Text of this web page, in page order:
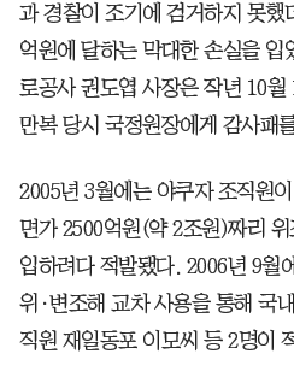
과 경찰이 조기에 검거하지 못했
억원에 달하는 막대한 손실을 입
로공사 권도엽 사장은 작년 10
만복 당시 국정원장에게 감사패
2005년 3월에는 야쿠자 조직원
면가 2500억원(약 2조원)짜리
입하려다 적발됐다. 2006년 9월
위·변조해 교차 사용을 통해 국
직원 재일동포 이모씨 등 2명이